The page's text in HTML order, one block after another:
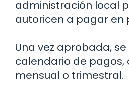
administración local
autoricen a pagar en
Una vez aprobada,
calendario de pagos,
mensual o trimestral.